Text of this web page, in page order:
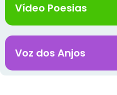
Vídeo Poesias
Voz dos Anjos